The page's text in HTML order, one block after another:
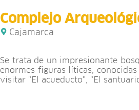
Complejo
Cajamarca
Se trata de un impresionante
enormes figuras líticas,
visitar "El acueducto", "El